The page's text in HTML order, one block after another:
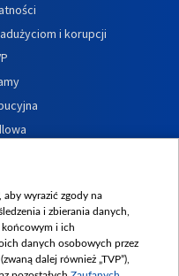
i korupcji
aby wyrazić zgody na
i zbierania danych,
i ich
danych osobowych przez
dalej również „TVP”),